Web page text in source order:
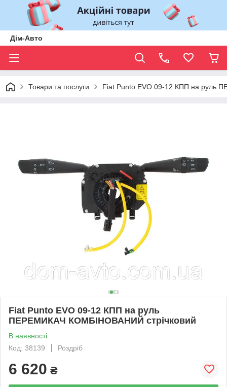
Дім-Авто
Товари та послуги Fiat Punto EVO 09-12 КПП на руль
Fiat Punto EVO 09-12 КПП на руль
ПЕРЕМИКАЧ КОМБІНОВАНИЙ стрічковий
В наявності
Код: 38139
Роздріб
6 620 ₴